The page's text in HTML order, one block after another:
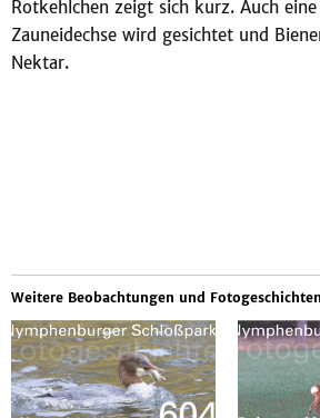
Rotkehlchen zeigt sich kurz. Auch
Zauneidechse wird gesichtet und
Nektar.
Weitere Beobachtungen und Fotogeschichten